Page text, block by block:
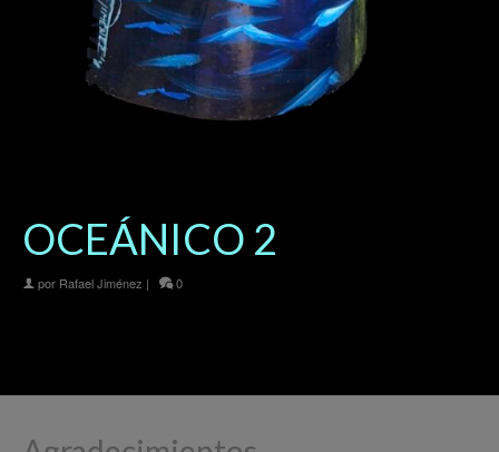
OCEÁNICO 2
por Rafael Jiménez | 0